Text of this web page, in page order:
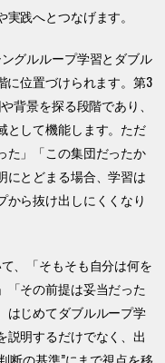
践へとつなげます。
グルループ学習とダブル
に位置づけられます。第3
背景を探る段階であり、
として機能します。ただ
た」「この集団だったか
にとどまる場合、学習は
ら抜け出しにくくなり
、「そもそも自分は何を
「その前提は妥当だった
はじめてダブルループ学
説明するだけでなく、出
断の基準”にまで視点を移